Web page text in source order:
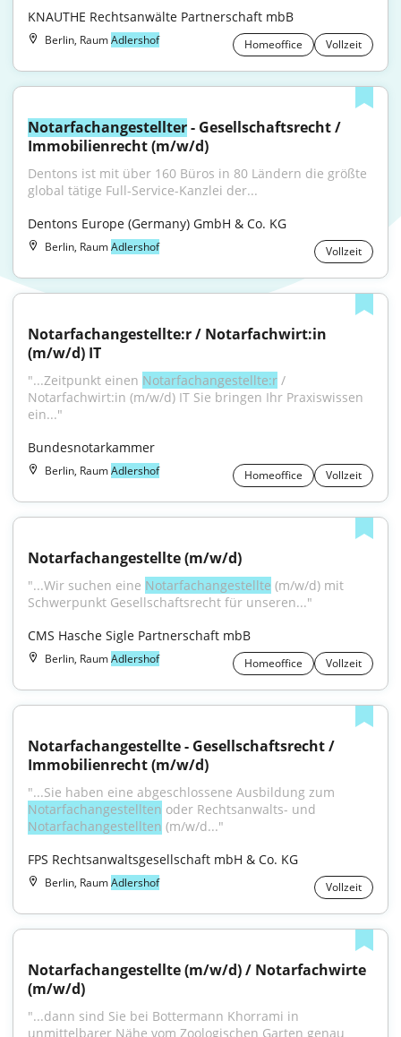
KNAUTHE Rechtsanwälte Partnerschaft mbB
Berlin, RaumAdlershof Homeoffice Vollzeit
Notarfachangestellter - Gesellschaftsrecht /
Immobilienrecht (m/w/d)
Dentons ist mit über 160 Büros in 80 Ländern die größte
global tätige Full-Service-Kanzlei der...
Dentons Europe (Germany) GmbH & Co. KG
Berlin, RaumAdlershof Vollzeit
Notarfachangestellte:r / Notarfachwirt:in
(m/w/d) IT
"...Zeitpunkt einen Notarfachangestellte:r /
Notarfachwirt:in (m/w/d) IT Sie bringen Ihr Praxiswissen
ein..."
Bundesnotarkammer
Berlin, RaumAdlershof Homeoffice Vollzeit
Notarfachangestellte (m/w/d)
"...Wir suchen eine Notarfachangestellte (m/w/d) mit
Schwerpunkt Gesellschaftsrecht für unseren..."
CMS Hasche Sigle Partnerschaft mbB
Berlin, RaumAdlershof Homeoffice Vollzeit
Notarfachangestellte - Gesellschaftsrecht /
Immobilienrecht (m/w/d)
Notarfachangestellten
Notarfachangestellten (m/w/d..."
FPS Rechtsanwaltsgesellschaft mbH & Co. KG
Berlin, RaumAdlershof Vollzeit
Notarfachangestellte (m/w/d) / Notarfachwirte
(m/w/d)
"...dann sind Sie bei Bottermann Khorrami in
unmittelbarer Nähe vom Zoologischen Garten genau